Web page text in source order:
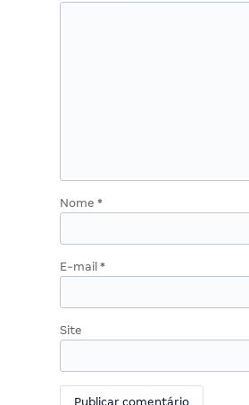
Nome *
E-mail *
Site